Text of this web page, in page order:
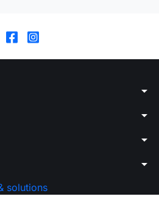
arrow_drop_down
arrow_drop_down
arrow_drop_down
arrow_drop_down
solutions